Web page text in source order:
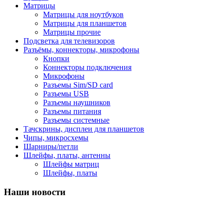
Матрицы
Матрицы для ноутбуков
Матрицы для планшетов
Матрицы прочие
Подсветка для телевизоров
Разъёмы, коннекторы, микрофоны
Кнопки
Коннекторы подключения
Микрофоны
Разъемы Sim/SD card
Разъемы USB
Разъемы наушников
Разъемы питания
Разъемы системные
Тачскрины, дисплеи для планшетов
Чипы, микросхемы
Шарниры/петли
Шлейфы, платы, антенны
Шлейфы матриц
Шлейфы, платы
Наши новости